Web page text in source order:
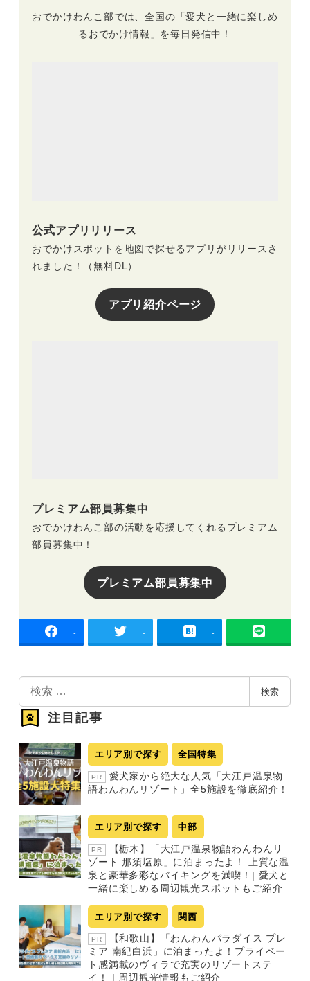
おでかけわんこ部では、全国の「愛犬と一緒に楽しめ
るおでかけ情報」を毎日発信中！
公式アプリリリース
おでかけスポットを地図で探せるアプリがリリースさ
れました！（無料DL）
アプリ紹介ページ
プレミアム部員募集中
おでかけわんこ部の活動を応援してくれるプレミアム
部員募集中！
プレミアム部員募集中
- - -
索
検索
注目記事
エリア別で探す 全国特集
PR
愛犬家から絶大な人気「大江戸温泉物
語わんわんリゾート」全5施設を徹底紹介！
エリア別で探す 中部
PR
【栃木】「大江戸温泉物語わんわんリ
ゾート 那須塩原」に泊まったよ！ 上質な温
泉と豪華多彩なバイキングを満喫！| 愛犬と
一緒に楽しめる周辺観光スポットもご紹介
エリア別で探す 関西
PR
【和歌山】「わんわんパラダイス プレ
ミア 南紀白浜」に泊まったよ！プライベー
ト感満載のヴィラで充実のリゾートステ
イ！ | 周辺観光情報もご紹介